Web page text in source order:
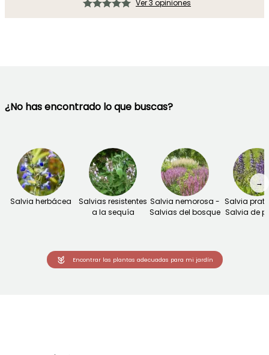
Ver 3 opiniones
¿No has encontrado lo que buscas?
Salvia herbácea
Salvias resistentes
a la sequía
Salvia nemorosa -
Salvias del bosque
Salvia
Salvia de
→
Encontrar las plantas adecuadas para mi jardín